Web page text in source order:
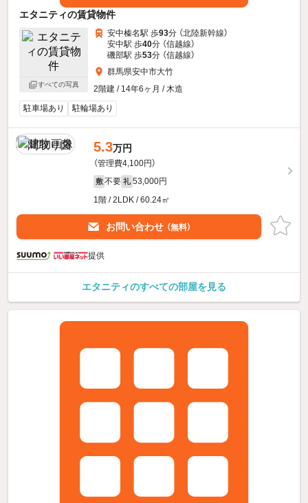
エタニティの賃貸物件
すべての写真
安中榛名駅 歩93分 （北陸新幹線）
安中駅 歩40分 （信越線）
磯部駅 歩53分 （信越線）
群馬県安中市大竹
2階建 / 14年6ヶ月 / 木造
駐車場あり
駐輪場あり
5.3万円
（管理費4,100円）
敷 不要 礼 53,000円
1階 / 2LDK / 60.24㎡
お問い合わせ （無料）
提供
エタニティのすべての部屋を見る